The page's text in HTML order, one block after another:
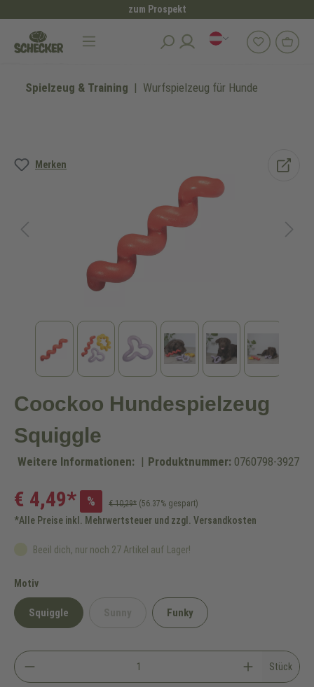
zum Prospekt
Spielzeug & Training Wurfspielzeug für Hunde
Merken
Bildergalerie überspringen
Coockoo Hundespielzeug
Squiggle
Weitere Informationen: | Produktnummer: 0760798-3927
€ 4,49* % € 10,29* (56.37% gespart)
*Alle Preise inkl. Mehrwertsteuer und zzgl. Versandkosten
Beeil dich, nur noch 27 Artikel auf Lager!
Motivauswählen
Squiggle (Diese Option ist zurzeit nicht verfügbar.)
Funky
Stück